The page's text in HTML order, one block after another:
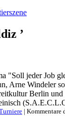
’
"Soll jeder Job
Arne Windeler
Berlin
| Kommentare